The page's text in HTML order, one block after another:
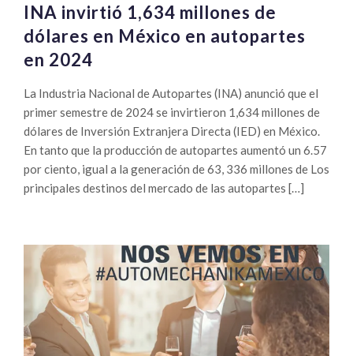
INA invirtió 1,634 millones de
dólares en México en autopartes
en 2024
La Industria Nacional de Autopartes (INA) anunció que el
primer semestre de 2024 se invirtieron 1,634 millones de
dólares de Inversión Extranjera Directa (IED) en México.
En tanto que la producción de autopartes aumentó un 6.57
por ciento, igual a la generación de 63, 336 millones de Los
principales destinos del mercado de las autopartes […]